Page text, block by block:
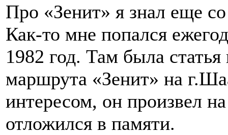
Про «Зенит» я знал еще
Как-то мне попался
1982 год. Там была
маршрута «Зенит» на
интересом, он произвел
отложился в памяти.